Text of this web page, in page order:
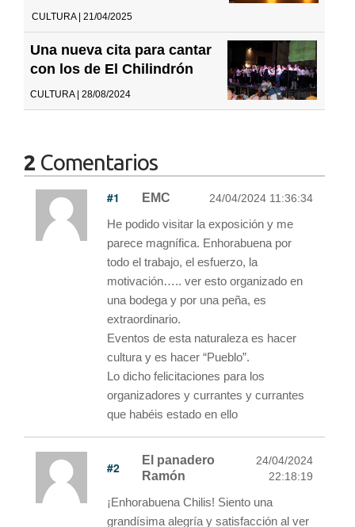
CULTURA | 21/04/2025
Una nueva cita para cantar
con los de El Chilindrón
CULTURA | 28/08/2024
2 Comentarios
#1 EMC 24/04/2024 11:36:34
He podido visitar la exposición y me
parece magnífica. Enhorabuena por
todo el trabajo, el esfuerzo, la
motivación….. ver esto organizado en
una bodega y por una peña, es
extraordinario.
Eventos de esta naturaleza es hacer
cultura y es hacer “Pueblo”.
Lo dicho felicitaciones para los
organizadores y currantes y currantes
que habéis estado en ello
#2
El panadero
Ramón
24/04/2024
22:18:19
¡Enhorabuena Chilis! Siento una
grandísima alegría y satisfacción al ver